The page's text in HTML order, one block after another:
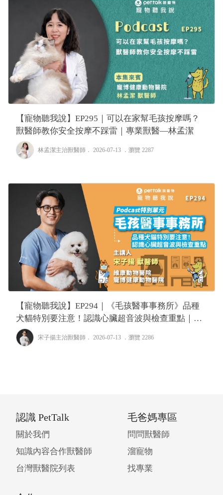
【寵物聽我說】EP295｜可以在家幫毛孩按摩嗎？
獸醫師教你安全按摩不踩雷｜專業獸醫—林孟潔
林孟潔主治獸醫師 ． 2026-07-13 ． 瀏覽 2287
【寵物聽我說】EP294｜《毛孩醫事事務所》品種
犬貓特別要注意！認識心臟超音波與檢查重點｜專
業獸醫—宋子揚
宋子揚主治獸醫師 ． 2026-07-13 ． 瀏覽 2286
認識 PetTalk
關於我們
知識內容合作獸醫師
台灣獸醫院列表
毛爸媽專區
問問獸醫師
溜寵物
找專業